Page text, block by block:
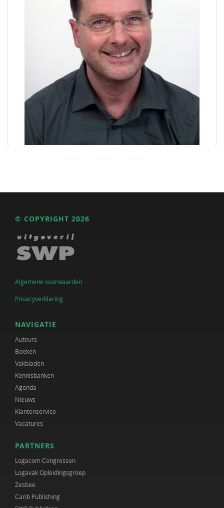
© COPYRIGHT 2026
Algemene voorwaarden
Privacyverklaring
NAVIGATIE
Auteurs
Boeken
Vakbladen
Kennisbanken
Agenda
Nieuws
Klantenservice
Vacatures
PARTNERS
Logacom Congressen
Logavak Opleidingsgroep
Zesbee
Carib Publishing